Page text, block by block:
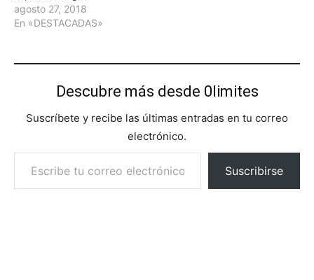
agosto 27, 2018
En «DESTACADAS»
Descubre más desde 0limites
Suscríbete y recibe las últimas entradas en tu correo
electrónico.
Escribe tu correo electrónico…
Suscribirse